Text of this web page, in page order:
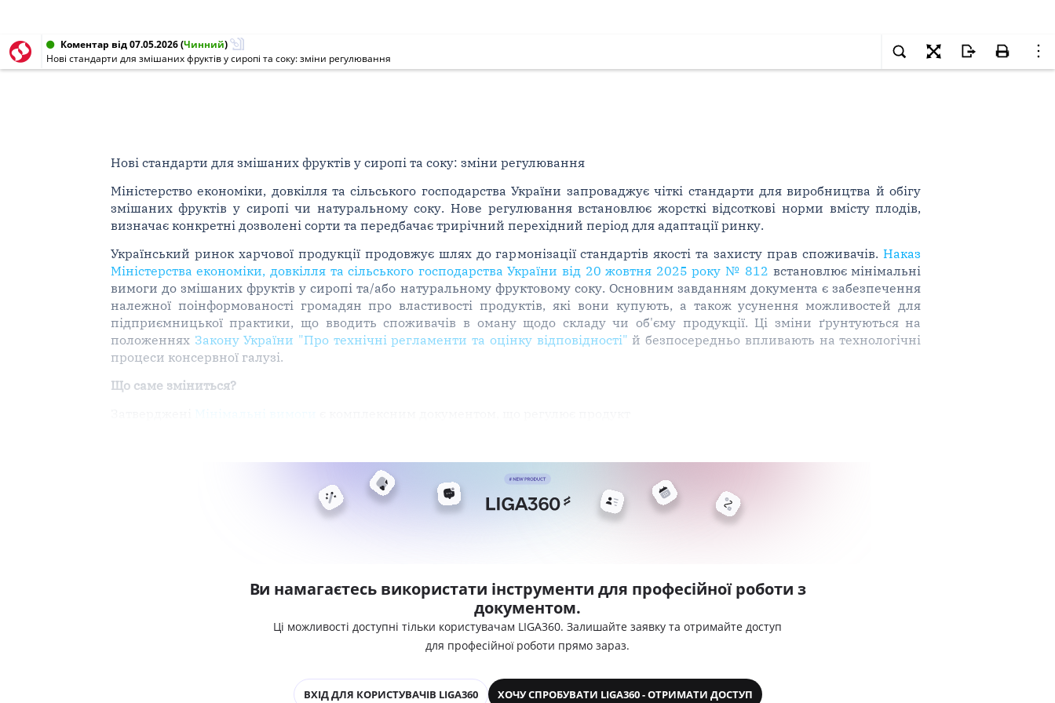
Коментар від 07.05.2026(Чинний)
Нові стандарти для змішаних фруктів у сиропі та соку: зміни регулювання
Нові стандарти для змішаних фруктів у сиропі та соку: зміни регулювання
Міністерство економіки, довкілля та сільського господарства України запроваджує чіткі стандарти для виробництва й обігу
змішаних фруктів у сиропі чи натуральному соку. Нове регулювання встановлює жорсткі відсоткові норми вмісту плодів,
визначає конкретні дозволені сорти та передбачає трирічний перехідний період для адаптації ринку.
Український ринок харчової продукції продовжує шлях до гармонізації стандартів якості та захисту прав споживачів.Наказ
Міністерства економіки, довкілля та сільського господарства України від 20 жовтня 2025 року № 812 встановлює мінімальні
вимоги до змішаних фруктів у сиропі та/або натуральному фруктовому соку. Основним завданням документа є забезпечення
належної поінформованості громадян про властивості продуктів, які вони купують, а також усунення можливостей для
підприємницької практики, що вводить споживачів в оману щодо складу чи об'єму продукції. Ці зміни ґрунтуються на
положеннях Закону України "Про технічні регламенти та оцінку відповідності" й безпосередньо впливають на технологічні
процеси консервної галузі.
Що саме зміниться?
Ви намагаєтесь використати інструменти для професійної роботи з
документом.
Ці можливості доступні тільки користувачам LIGA360. Залишайте заявку та отримайте доступ
для професійної роботи прямо зараз.
ВХІД ДЛЯ КОРИСТУВАЧІВ LIGA360 ХОЧУ СПРОБУВАТИ LIGA360 - ОТРИМАТИ ДОСТУП